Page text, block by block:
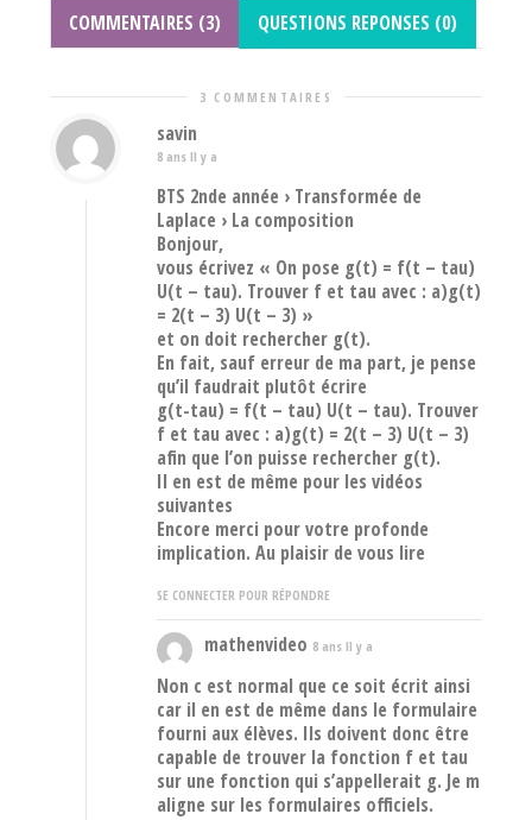
COMMENTAIRES (3)
QUESTIONS REPONSES (0)
3 COMMENTAIRES
savin
8 ans Il y a
BTS 2nde année › Transformée de
Laplace › La composition
Bonjour,
vous écrivez « On pose g(t) = f(t – tau)
U(t – tau). Trouver f et tau avec : a)g(t)
= 2(t – 3) U(t – 3) »
et on doit rechercher g(t).
En fait, sauf erreur de ma part, je pense
qu’il faudrait plutôt écrire
g(t-tau) = f(t – tau) U(t – tau). Trouver
f et tau avec : a)g(t) = 2(t – 3) U(t – 3)
afin que l’on puisse rechercher g(t).
Il en est de même pour les vidéos
suivantes
Encore merci pour votre profonde
implication. Au plaisir de vous lire
SE CONNECTER POUR RÉPONDRE
mathenvideo 8 ans Il y a
Non c est normal que ce soit écrit ainsi
car il en est de même dans le formulaire
fourni aux élèves. Ils doivent donc être
capable de trouver la fonction f et tau
sur une fonction qui s’appellerait g. Je m
aligne sur les formulaires officiels.